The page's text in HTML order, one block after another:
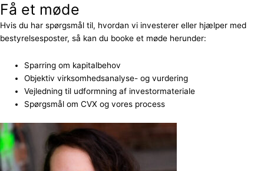
Få et møde
Hvis du har spørgsmål til, hvordan vi investerer eller hjælper med
bestyrelsesposter, så kan du booke et møde herunder:
Sparring om kapitalbehov
Objektiv virksomhedsanalyse- og vurdering
Vejledning til udformning af investormateriale
Spørgsmål om CVX og vores process